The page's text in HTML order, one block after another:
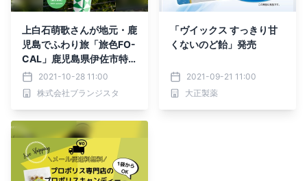
上白石萌歌さんが地元・鹿
児島でふわり旅「旅色FO-
CAL」鹿児島県伊佐市特
集を公開2021-10-28 11:00
株式会社ブランジスタ
「ヴイックス すっきり甘
くないのど飴󠄀」発売
2021-09-21 11:00
大正製薬